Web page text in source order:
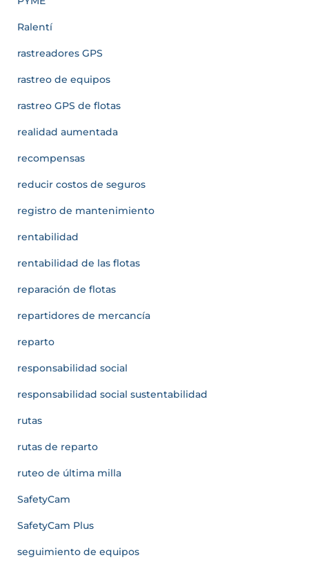
Ralentí
rastreadores GPS
rastreo de equipos
rastreo GPS de flotas
realidad aumentada
recompensas
reducir costos de seguros
registro de mantenimiento
rentabilidad
rentabilidad de las flotas
reparación de flotas
repartidores de mercancía
reparto
responsabilidad social
responsabilidad social sustentabilidad
rutas
rutas de reparto
ruteo de última milla
SafetyCam
SafetyCam Plus
seguimiento de equipos